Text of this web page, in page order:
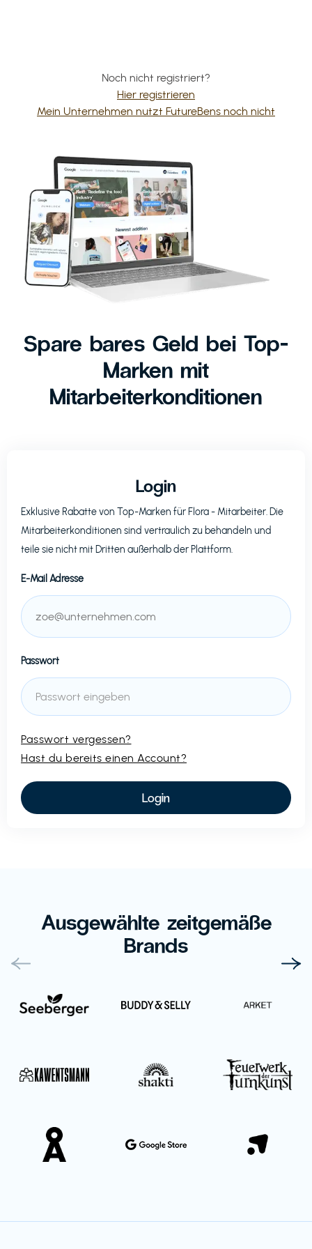
Noch nicht registriert?
Hier registrieren
Mein Unternehmen nutzt FutureBens noch nicht
Spare bares Geld bei Top-
Marken mit
Mitarbeiterkonditionen
Login
Exklusive Rabatte von Top-Marken für Flora- Mitarbeiter. Die
Mitarbeiterkonditionen sind vertraulich zu behandeln und
teile sie nicht mit Dritten außerhalb der Plattform.
E-Mail Adresse
Passwort
Passwort vergessen?
Hast du bereits einen Account?
Ausgewählte zeitgemäße
Brands